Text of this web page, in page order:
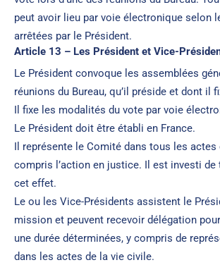
peut avoir lieu par voie électronique selon
arrêtées par le Président.
Article 13 – Les Président et Vice-
Le Président convoque les assemblées
réunions du Bureau, qu’il préside et dont il
Il fixe les modalités du vote par voie
Le Président doit être établi en France.
Il représente le Comité dans tous les actes
compris l’action en justice. Il est investi
cet effet.
Le ou les Vice-Présidents assistent le
mission et peuvent recevoir délégation
une durée déterminées, y compris de
dans les actes de la vie civile.